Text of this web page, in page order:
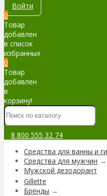
Войти
0
Товар
добавлен
в список
избранных
0
Товар
добавлен
в
корзину!
8 800 555 32 74
Средства для ванны и
Средства для мужчин →
Мужской дезодорант
Gillette
Бренды →